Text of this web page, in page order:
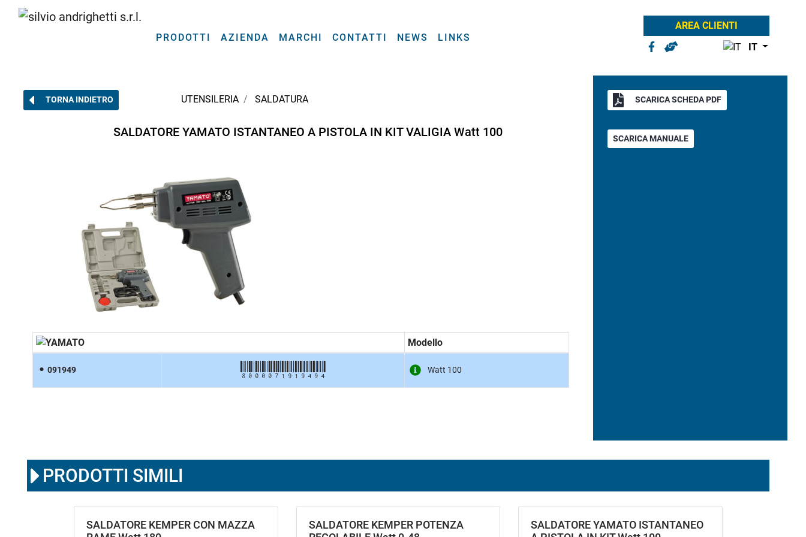
PRODOTTI AZIENDA MARCHI CONTATTI NEWS LINKS
AREA CLIENTI
IT
TORNA INDIETRO UTENSILERIA SALDATURA
SALDATORE YAMATO ISTANTANEO A PISTOLA IN KIT VALIGIA Watt 100
Modello
091949 8000071919494 Watt 100
SCARICA SCHEDA PDF
SCARICA MANUALE
PRODOTTI SIMILI
SALDATORE KEMPER CON MAZZA
SALDATORE KEMPER POTENZA
SALDATORE YAMATO ISTANTANEO